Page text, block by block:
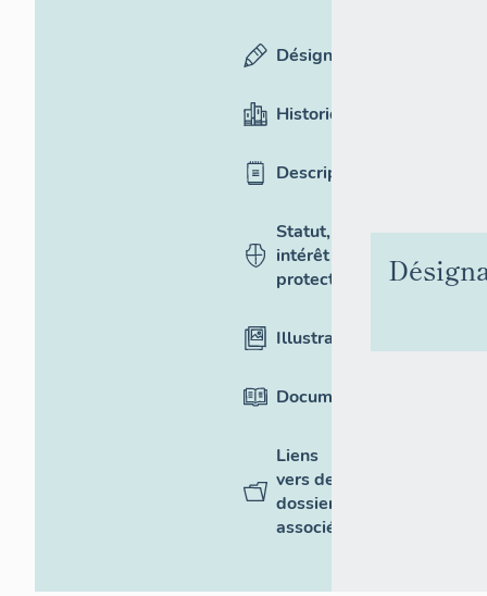
Désignation
Historique
Description
Statut,
intérêt et
protection
Illustrations
Documentation
Liens
vers des
dossiers
associés